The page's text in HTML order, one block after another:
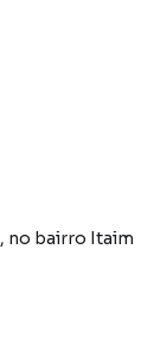
, no bairro Itaim